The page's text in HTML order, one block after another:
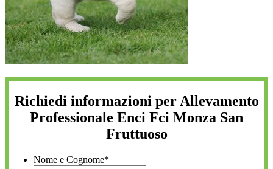
Richiedi informazioni per Allevamento
Professionale Enci Fci Monza San
Fruttuoso
Nome e Cognome*